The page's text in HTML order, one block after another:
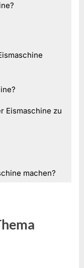
Eismaschine zu
machen?